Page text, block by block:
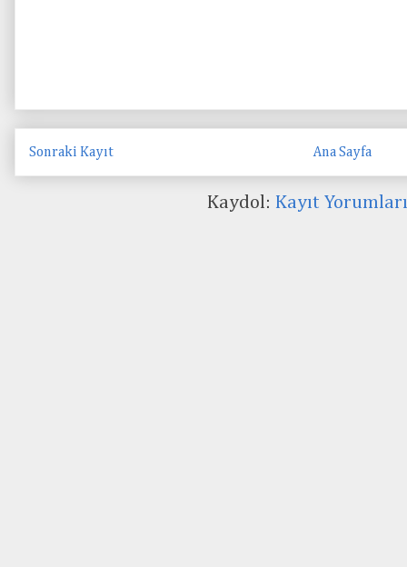
Sonraki Kayıt Ana Sayfa
Kaydol: Kayıt